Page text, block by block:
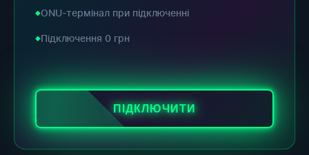
ONU-термінал при підключенні
Підключення 0 грн
ПІДКЛЮЧИТИ